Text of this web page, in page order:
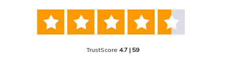
    
TrustScore 4.7 | 59